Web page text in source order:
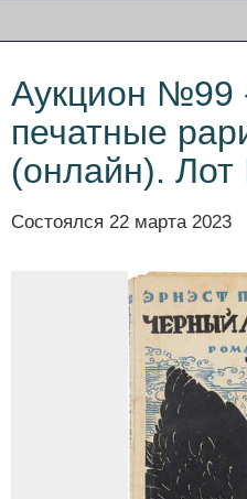
Аукцион №99
печатные
(онлайн).
Состоялся 22 марта 2023